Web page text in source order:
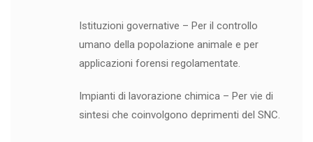
Istituzioni governative – Per il controllo
umano della popolazione animale e per
applicazioni forensi regolamentate.
Impianti di lavorazione chimica – Per vie di
sintesi che coinvolgono deprimenti del SNC.